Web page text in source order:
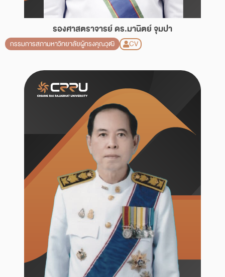
รองศาสตราจารย์ ดร.มานิตย์ จุมปา
กรรมการสภามหาวิทยาลัยผู้ทรงคุณวุฒิ CV